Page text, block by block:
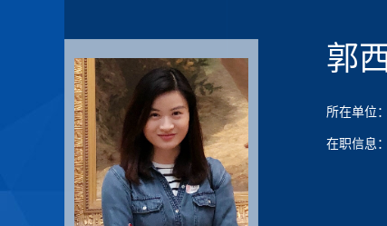
郭
所在单位
在职信息